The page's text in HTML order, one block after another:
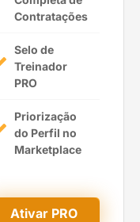
Contratações
Selo de
Treinador
PRO
Priorização
do Perfil no
Marketplace
Ativar PRO